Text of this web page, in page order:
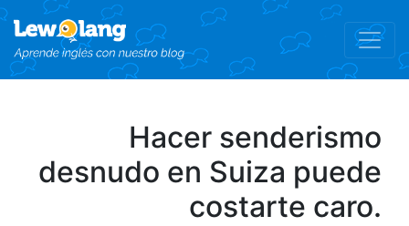
Hacer senderismo
desnudo en Suiza puede
costarte caro.